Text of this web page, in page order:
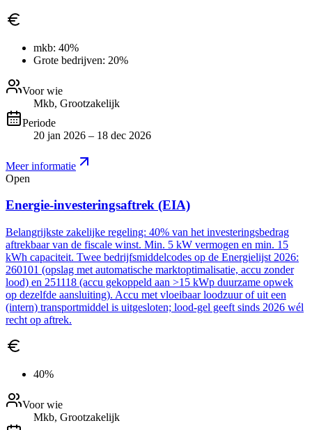
mkb: 40%
Grote bedrijven: 20%
Voor wie
Mkb, Grootzakelijk
Periode
20 jan 2026 – 18 dec 2026
Meer informatie
Open
Energie-investeringsaftrek (EIA)
Belangrijkste zakelijke regeling: 40% van het investeringsbedrag
aftrekbaar van de fiscale winst. Min. 5 kW vermogen en min. 15
kWh capaciteit. Twee bedrijfsmiddelcodes op de Energielijst 2026:
260101 (opslag met automatische marktoptimalisatie, accu zonder
lood) en 251118 (accu gekoppeld aan >15 kWp duurzame opwek
op dezelfde aansluiting). Accu met vloeibaar loodzuur of uit een
(intern) transportmiddel is uitgesloten; lood-gel geeft sinds 2026 wél
recht op aftrek.
40%
Voor wie
Mkb, Grootzakelijk